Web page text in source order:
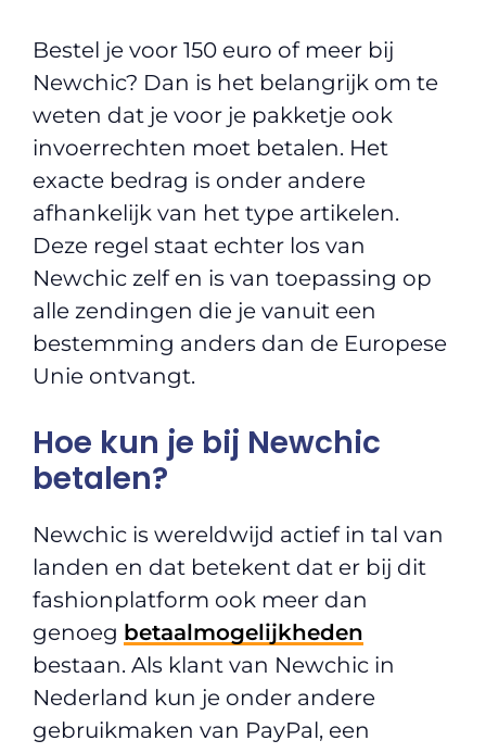
Bestel je voor 150 euro of meer bij
Newchic? Dan is het belangrijk om te
weten dat je voor je pakketje ook
invoerrechten moet betalen. Het
exacte bedrag is onder andere
afhankelijk van het type artikelen.
Deze regel staat echter los van
Newchic zelf en is van toepassing op
alle zendingen die je vanuit een
bestemming anders dan de Europese
Unie ontvangt.
Hoe kun je bij Newchic
betalen?
Newchic is wereldwijd actief in tal van
landen en dat betekent dat er bij dit
fashionplatform ook meer dan
genoeg betaalmogelijkheden
bestaan. Als klant van Newchic in
Nederland kun je onder andere
gebruikmaken van PayPal, een